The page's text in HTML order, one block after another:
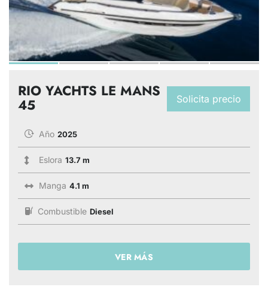
Solicita precio
RIO YACHTS LE MANS
45
Año 2025
Eslora 13.7 m
Manga 4.1 m
Combustible Diesel
VER MÁS